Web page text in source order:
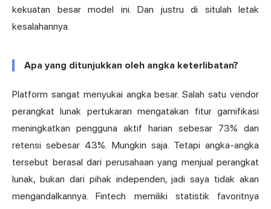
kekuatan besar model ini. Dan justru di situlah letak
kesalahannya.
Apa yang ditunjukkan oleh angka keterlibatan?
Platform sangat menyukai angka besar. Salah satu vendor
perangkat lunak pertukaran mengatakan fitur gamifikasi
meningkatkan pengguna aktif harian sebesar 73% dan
retensi sebesar 43%. Mungkin saja. Tetapi angka-angka
tersebut berasal dari perusahaan yang menjual perangkat
lunak, bukan dari pihak independen, jadi saya tidak akan
mengandalkannya. Fintech memiliki statistik favoritnya